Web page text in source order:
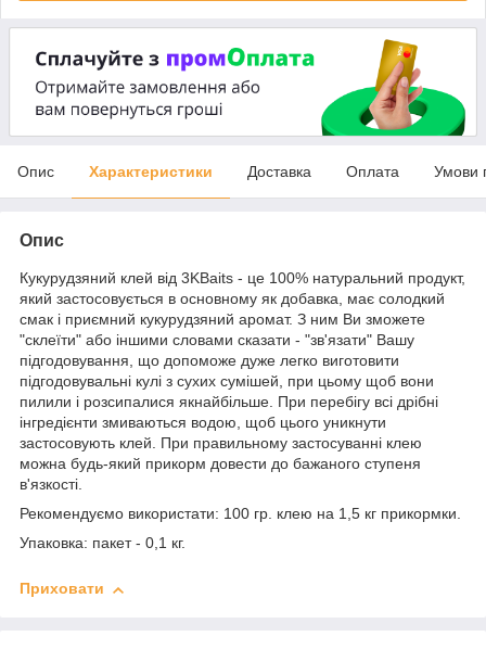
Опис Характеристики Доставка Оплата Умови
Опис
Кукурудзяний клей від 3KBaits - це 100% натуральний продукт,
який застосовується в основному як добавка, має солодкий
смак і приємний кукурудзяний аромат. З ним Ви зможете
"склеїти" або іншими словами сказати - "зв'язати" Вашу
підгодовування, що допоможе дуже легко виготовити
підгодовувальні кулі з сухих сумішей, при цьому щоб вони
пилили і розсипалися якнайбільше. При перебігу всі дрібні
інгредієнти змиваються водою, щоб цього уникнути
застосовують клей. При правильному застосуванні клею
можна будь-який прикорм довести до бажаного ступеня
в'язкості.
Рекомендуємо використати: 100 гр. клею на 1,5 кг прикормки.
Упаковка: пакет - 0,1 кг.
Приховати